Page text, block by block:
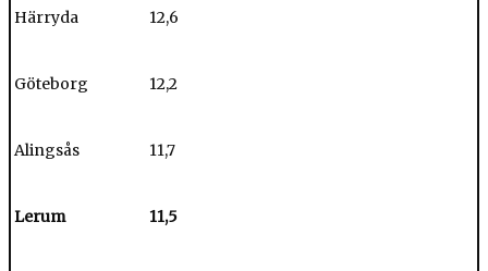
Härryda 12,6
Göteborg 12,2
Alingsås 11,7
Lerum 11,5